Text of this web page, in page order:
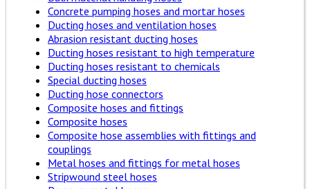
Concrete pumping hoses and mortar hoses
Ducting hoses and ventilation hoses
Abrasion resistant ducting hoses
Ducting hoses resistant to high temperature
Ducting hoses resistant to chemicals
Special ducting hoses
Ducting hose connectors
Composite hoses and fittings
Composite hoses
Composite hose assemblies with fittings and
couplings
Metal hoses and fittings for metal hoses
Stripwound steel hoses